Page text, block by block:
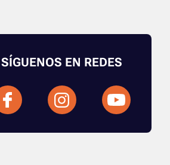
SÍGUENOS EN REDES